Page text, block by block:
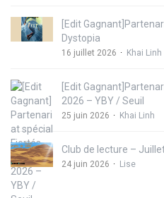
[Edit
Dystopia
16 juillet 2026 Khai Linh
[Edit
2026 – YBY / Seuil
25 juin 2026 Khai Linh
Club de lecture –
24 juin 2026 Lise